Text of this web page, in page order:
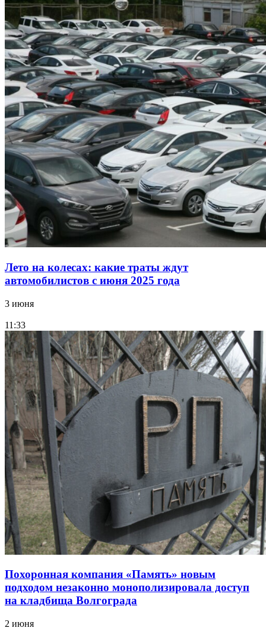
Лето на колесах: какие траты ждут
автомобилистов с июня 2025 года
3 июня
11:33
Похоронная компания «Память» новым
подходом незаконно монополизировала доступ
на кладбища Волгограда
2 июня